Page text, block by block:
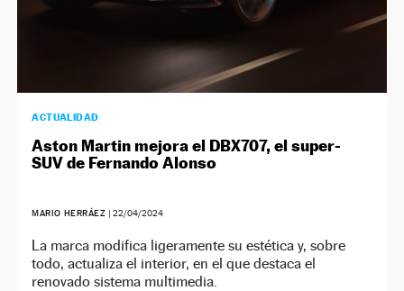
ACTUALIDAD
Aston Martin mejora el DBX707, el super-
SUV de Fernando Alonso
MARIO HERRÁEZ | 22/04/2024
La marca modifica ligeramente su estética y, sobre
todo, actualiza el interior, en el que destaca el
renovado sistema multimedia.